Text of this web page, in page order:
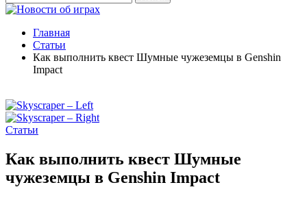
Главная
Статьи
Как выполнить квест Шумные чужеземцы в Genshin
Impact
Статьи
Как выполнить квест Шумные
чужеземцы в Genshin Impact